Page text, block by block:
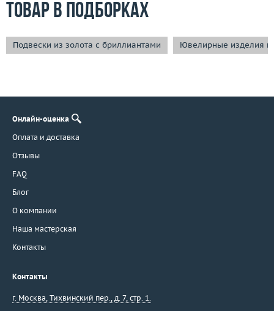
Товар в подборках
Подвески из золота с бриллиантами Ювелирные изделия
Онлайн-оценка
Оплата и доставка
Отзывы
FAQ
Блог
О компании
Наша мастерская
Контакты
Контакты
г. Москва, Тихвинский пер., д. 7, стр. 1.